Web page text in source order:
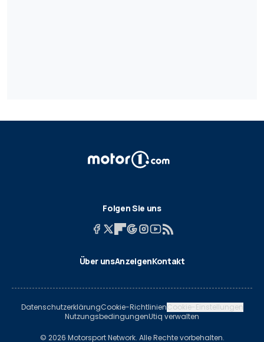
Folgen Sie uns
Über unsAnzeigenKontakt
DatenschutzerklärungCookie-RichtlinienCookie-Einstellungen
NutzungsbedingungenUtiq verwalten
© 2026 Motorsport Network. Alle Rechte vorbehalten.